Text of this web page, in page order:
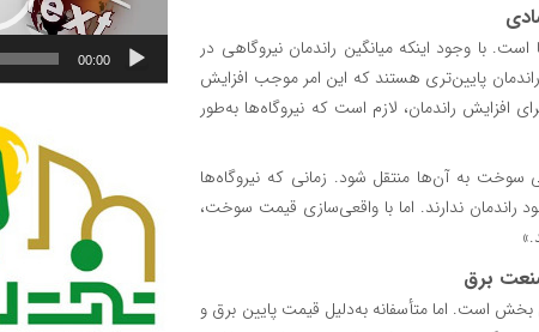
با وجود اینکه میانگین راندمان نیروگاهی در
پایین‌تری هستند که این امر موجب افزایش
افزایش راندمان، لازم است که نیروگاه‌ها به‌طور
سوخت به آن‌ها منتقل شود. زمانی که نیروگاه‌ها
راندمان ندارند. اما با واقعی‌سازی قیمت سوخت،
برق
است. اما متأسفانه به‌دلیل قیمت پایین برق و
00:00